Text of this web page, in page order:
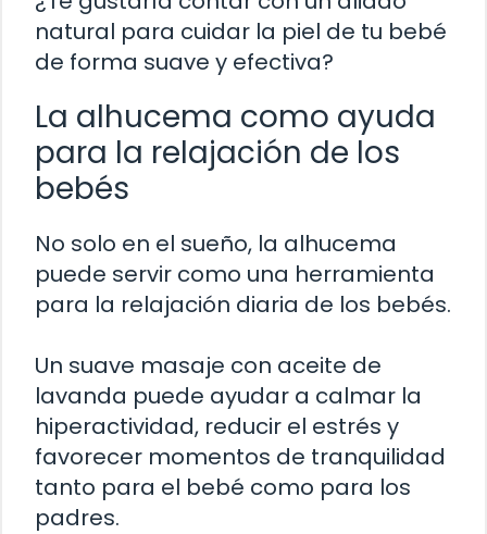
natural para cuidar la piel de tu bebé
de forma suave y efectiva?
La alhucema como ayuda
para la relajación de los
bebés
No solo en el sueño, la alhucema
puede servir como una herramienta
para la relajación diaria de los bebés.
Un suave masaje con aceite de
lavanda puede ayudar a calmar la
hiperactividad, reducir el estrés y
favorecer momentos de tranquilidad
tanto para el bebé como para los
padres.